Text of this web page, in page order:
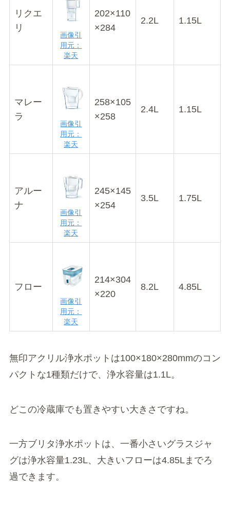
リクエ
リ
画像引
用元：
楽天
202×110
×284
2.2L 1.15L
マレー
ラ
画像引
用元：
楽天
258×105
×258
2.4L 1.15L
アルー
ナ
画像引
用元：
楽天
245×145
×254
3.5L 1.75L
フロー
画像引
用元：
楽天
214×304
×220
8.2L 4.85L
無印アクリル浄水ポットは100×180×280mmのコン
パクトな1種類だけで、浄水容量は1.1L。
どこの冷蔵庫でも置きやすい大きさですね。
一方ブリタ浄水ポットは、一番小さいグラスジャ
グは浄水容量1.23L、大きいフローは4.85Lまでろ
過できます。